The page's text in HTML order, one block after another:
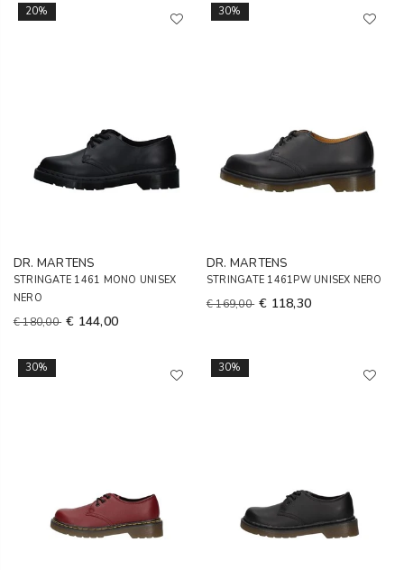
20%
DR. MARTENS
STRINGATE 1461 MONO UNISEX
NERO
€ 180,00 € 144,00
30%
DR. MARTENS
STRINGATE 1461PW UNISEX NERO
€ 169,00 € 118,30
30% 30%